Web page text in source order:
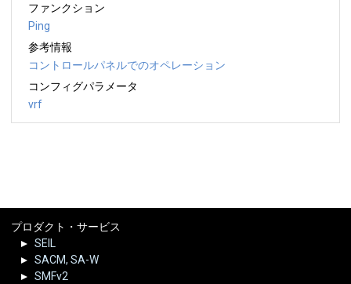
ファンクション
Ping
参考情報
コントロールパネルでのオペレーション
コンフィグパラメータ
vrf
プロダクト・サービス
SEIL
SACM, SA-W
SMFv2